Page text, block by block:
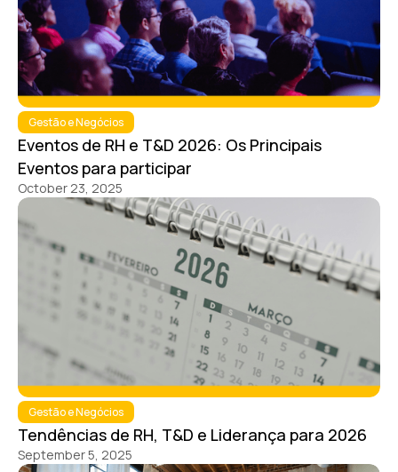
Gestão e Negócios
Eventos de RH e T&D 2026: Os Principais
Eventos para participar
October 23, 2025
Gestão e Negócios
Tendências de RH, T&D e Liderança para 2026
September 5, 2025